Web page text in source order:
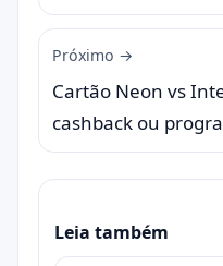
Próximo →
Cartão Neon vs
cashback ou
Leia também